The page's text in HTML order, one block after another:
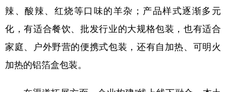
辣、酸辣、红烧等口味的羊杂；产品样式逐渐多元
化，有适合餐饮、批发行业的大规格包装，也有适合
家庭、户外野营的便携式包装，还有自加热、可明火
加热的铝箔盒包装。